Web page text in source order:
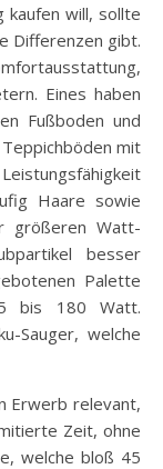
kaufen will, sollte
Differenzen gibt.
Eines haben
Fußboden und
mit
Haare sowie
größeren Watt-
besser
Palette
bis 180 Watt.
Sauger, welche
Erwerb relevant,
Zeit, ohne
welche bloß 45